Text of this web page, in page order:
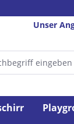
Unser